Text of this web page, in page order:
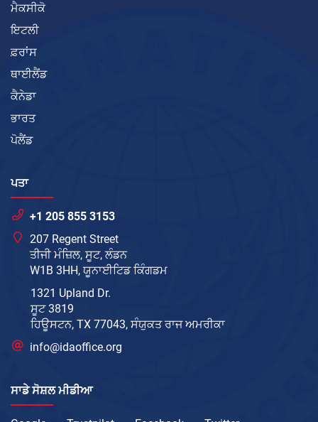
ਮੈਕਸੀਕੋ
ਇਟਲੀ
ਫ਼ਰਾਂਸ
ਥਾਈਲੈਂਡ
ਕੈਨੇਡਾ
ਭਾਰਤ
ਪੋਲੈਂਡ
ਪਤਾ
+1 205 855 3153
207 Regent Street
ਤੀਜੀ ਮੰਜ਼ਿਲ, ਸੂਟ, ਲੰਡਨ
W1B 3HH, ਯੂਨਾਈਟਿਡ ਕਿੰਗਡਮ
1321 Upland Dr.
ਸੂਟ 3819
ਹਿਊਸਟਨ, TX 77043, ਸੰਯੁਕਤ ਰਾਜ ਅਮਰੀਕਾ
info@idaoffice.org
ਸਾਡੇ ਸੋਸ਼ਲ ਮੀਡੀਆ